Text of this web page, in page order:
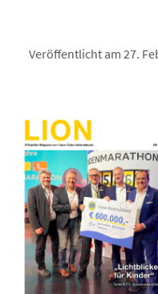
Veröffentlicht am 27.